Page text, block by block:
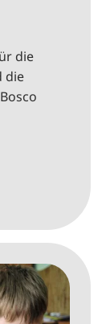
die
die